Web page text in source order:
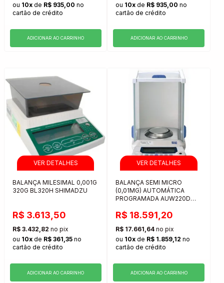
ou 10x de R$ 935,00 no
cartão de crédito
ADICIONAR AO CARRINHO
ou 10x de R$ 935,00 no
cartão de crédito
ADICIONAR AO CARRINHO
BALANÇA MILESIMAL 0,001G
320G BL320H SHIMADZU
R$ 3.613,50
R$ 3.432,82 no pix
ou 10x de R$ 361,35 no
cartão de crédito
ADICIONAR AO CARRINHO
BALANÇA SEMI MICRO
(0,01MG) AUTOMÁTICA
PROGRAMADA AUW220D
R$ 18.591,20
R$ 17.661,64 no pix
ou 10x de R$ 1.859,12 no
cartão de crédito
ADICIONAR AO CARRINHO